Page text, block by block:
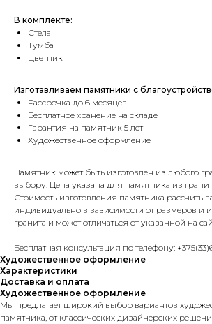
В комплекте:
Стела
Тумба
Цветник
Изготавливаем памятники с
Рассрочка до 6 месяцев
Бесплатное хранение на складе
Гарантия на памятник 5 лет
Художественное оформление
Памятник может быть изготовлен из любого
выбору. Цена указана для памятника из
Стоимость изготовления памятника
индивидуально в зависимости от размеров и
гранита и может отличаться от указанной на
Бесплатная консультация по телефону:
Художественное оформление
Характеристики
Доставка и оплата
Художественное оформление
Мы предлагает широкий выбор вариантов
памятника, от классических дизайнерских